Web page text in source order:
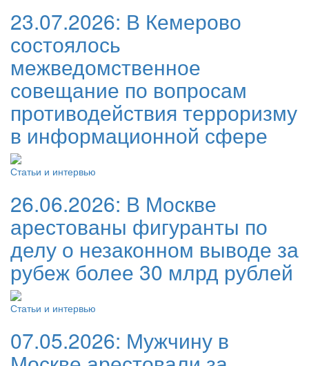
23.07.2026: В Кемерово
состоялось
межведомственное
совещание по вопросам
противодействия терроризму
в информационной сфере
Статьи и интервью
26.06.2026: В Москве
арестованы фигуранты по
делу о незаконном выводе за
рубеж более 30 млрд рублей
Статьи и интервью
07.05.2026: Мужчину в